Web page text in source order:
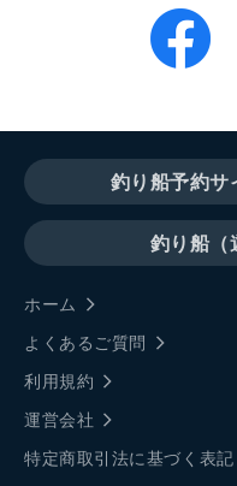
釣り船予約サ
釣り船（
ホーム
よくあるご質問
利用規約
運営会社
特定商取引法に基づく表記